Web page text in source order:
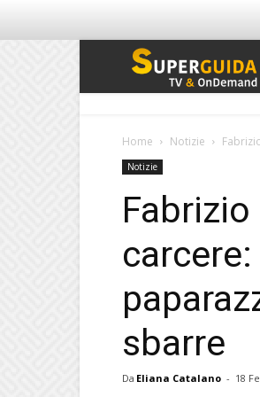
Home Notizie
Notizie
carcere:
sbarre
Da Eliana Catalano - 18